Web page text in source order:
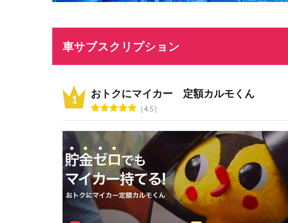
車サブスクリプション
おトクにマイカー 定額カルモくん
4.5